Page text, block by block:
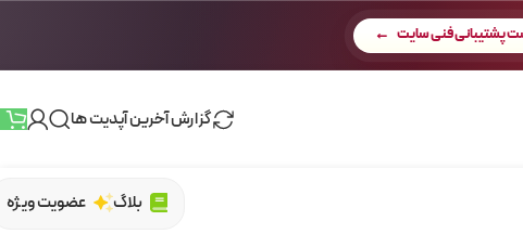
پشتیبانی فنی سایت
گزارش آخرین آپدیت ها
بلاگ عضویت ویژه